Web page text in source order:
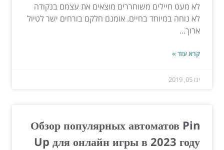
לא מעט חיילים משוחררים מוצאים את עצמם בנקודה
לא נוחה במיוחד בחיים. אומנם חלקם בורחים ישר לטיול
ארוך...
קרא עוד »
ינו 05, 2019
Обзор популярных автоматов Pin
Up для онлайн игры в 2023 году